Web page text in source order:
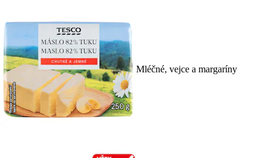
Mléčné, vejce a margaríny